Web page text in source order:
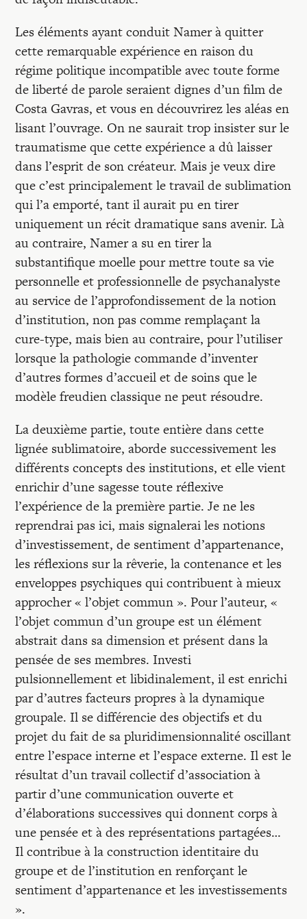
Les éléments ayant conduit Namer à quitter
cette remarquable expérience en raison du
régime politique incompatible avec toute forme
de liberté de parole seraient dignes d’un film de
Costa Gavras, et vous en découvrirez les aléas en
lisant l’ouvrage. On ne saurait trop insister sur le
traumatisme que cette expérience a dû laisser
dans l’esprit de son créateur. Mais je veux dire
que c’est principalement le travail de sublimation
qui l’a emporté, tant il aurait pu en tirer
uniquement un récit dramatique sans avenir. Là
au contraire, Namer a su en tirer la
substantifique moelle pour mettre toute sa vie
personnelle et professionnelle de psychanalyste
au service de l’approfondissement de la notion
d’institution, non pas comme remplaçant la
cure-type, mais bien au contraire, pour l’utiliser
lorsque la pathologie commande d’inventer
d’autres formes d’accueil et de soins que le
modèle freudien classique ne peut résoudre.
La deuxième partie, toute entière dans cette
lignée sublimatoire, aborde successivement les
différents concepts des institutions, et elle vient
enrichir d’une sagesse toute réflexive
l’expérience de la première partie. Je ne les
reprendrai pas ici, mais signalerai les notions
d’investissement, de sentiment d’appartenance,
les réflexions sur la rêverie, la contenance et les
enveloppes psychiques qui contribuent à mieux
approcher « l’objet commun ». Pour l’auteur, «
l’objet commun d’un groupe est un élément
abstrait dans sa dimension et présent dans la
pensée de ses membres. Investi
pulsionnellement et libidinalement, il est enrichi
par d’autres facteurs propres à la dynamique
groupale. Il se différencie des objectifs et du
projet du fait de sa pluridimensionnalité oscillant
entre l’espace interne et l’espace externe. Il est le
résultat d’un travail collectif d’association à
partir d’une communication ouverte et
d’élaborations successives qui donnent corps à
une pensée et à des représentations partagées…
Il contribue à la construction identitaire du
groupe et de l’institution en renforçant le
sentiment d’appartenance et les investissements
».